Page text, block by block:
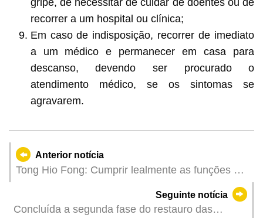
recorrer a um hospital ou clínica;
Em caso de indisposição, recorrer de imediato
a um médico e permanecer em casa para
descanso, devendo ser procurado o
atendimento médico, se os sintomas se
agravarem.
Anterior notícia
Tong Hio Fong: Cumprir lealmente as funções do
Ministério Público e punir severamente os crimes
Seguinte notícia
Concluída a segunda fase do restauro das